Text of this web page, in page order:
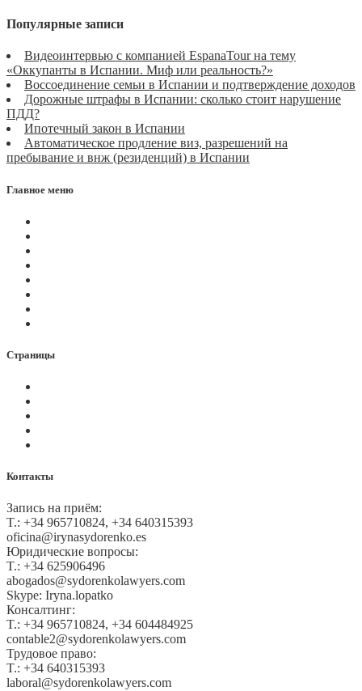
Популярные записи
Видеоинтервью с компанией EspanaTour на тему
«Оккупанты в Испании. Миф или реальность?»
Воссоединение семьи в Испании и подтверждение доходов
Дорожные штрафы в Испании: сколько стоит нарушение
ПДД?
Ипотечный закон в Испании
Автоматическое продление виз, разрешений на
пребывание и внж (резиденций) в Испании
Главное меню
Страницы
Контакты
Запись на приём:
T.: +34 965710824, +34 640315393
oficina@irynasydorenko.es
Юридические вопросы:
T.: +34 625906496
abogados@sydorenkolawyers.com
Skype: Iryna.lopatko
Консалтинг:
T.: +34 965710824, +34 604484925
contable2@sydorenkolawyers.com
Трудовое право:
T.: +34 640315393
laboral@sydorenkolawyers.com